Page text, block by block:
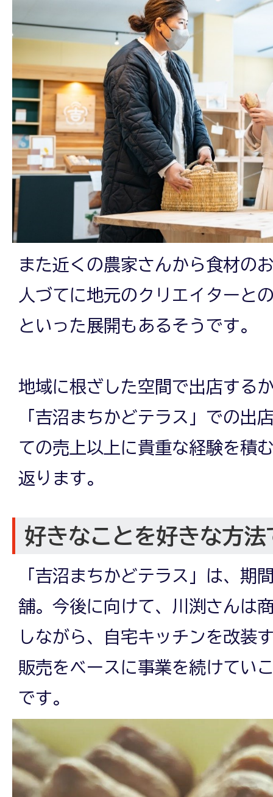
また近くの農家さんから食材の
人づてに地元のクリエイターと
といった展開もあるそうです。
地域に根ざした空間で出店する
「吉沼まちかどテラス」での出
ての売上以上に貴重な経験を積
返ります。
好きなことを好きな方法
「吉沼まちかどテラス」は、期
舗。今後に向けて、川渕さんは
しながら、自宅キッチンを改装
販売をベースに事業を続けてい
です。